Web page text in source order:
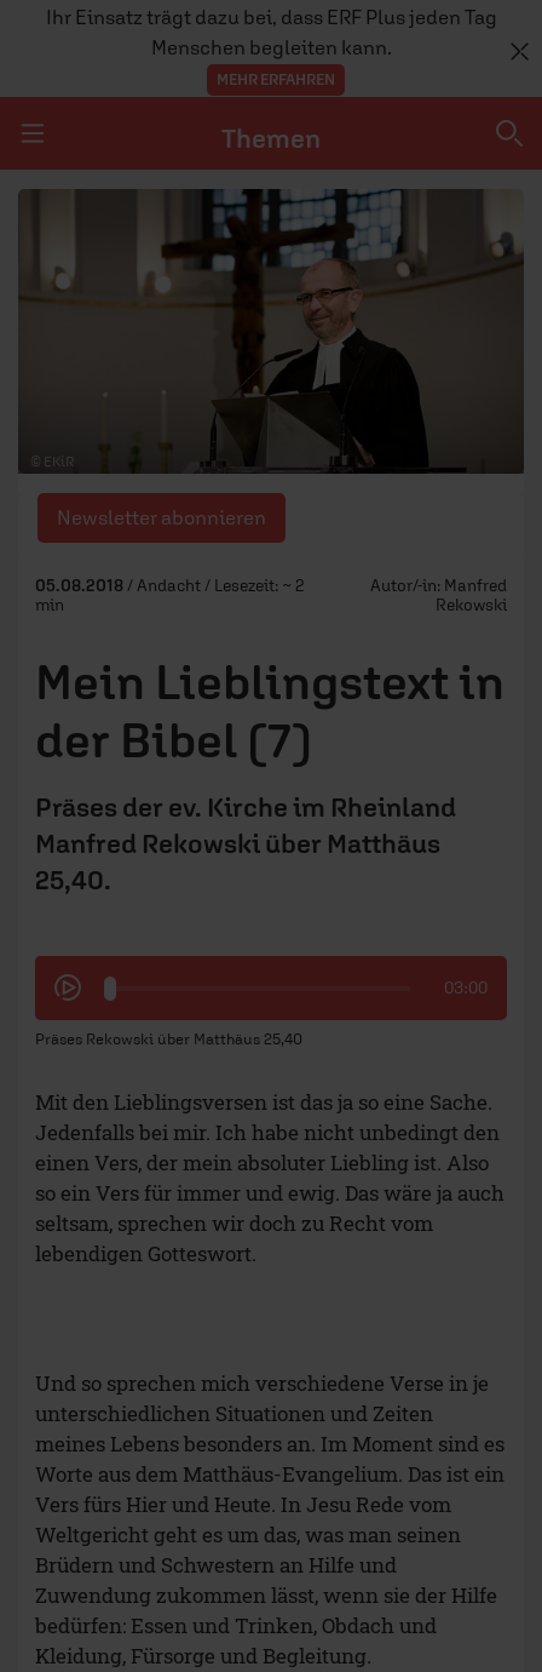
Ihr Einsatz trägt dazu bei, dass ERF Plus jeden Tag
Menschen begleiten kann.
MEHR ERFAHREN
Navigation überspringen
Themen
DOSSIERS
TEAM
© EKiR
Newsletter abonnieren
05.08.2018 / Andacht / Lesezeit: ~ 2
min
Autor/-in: Manfred
Rekowski
Mein Lieblingstext in
der Bibel (7)
Präses der ev. Kirche im Rheinland
Manfred Rekowski über Matthäus
25,40.
03:00
Präses Rekowski über Matthäus 25,40
Mit den Lieblingsversen ist das ja so eine Sache.
Jedenfalls bei mir. Ich habe nicht unbedingt den
einen Vers, der mein absoluter Liebling ist. Also
so ein Vers für immer und ewig. Das wäre ja auch
seltsam, sprechen wir doch zu Recht vom
lebendigen Gotteswort.
Und so sprechen mich verschiedene Verse in je
unterschiedlichen Situationen und Zeiten
meines Lebens besonders an. Im Moment sind es
Worte aus dem Matthäus-Evangelium. Das ist ein
Vers fürs Hier und Heute. In Jesu Rede vom
Weltgericht geht es um das, was man seinen
Brüdern und Schwestern an Hilfe und
Zuwendung zukommen lässt, wenn sie der Hilfe
bedürfen: Essen und Trinken, Obdach und
Kleidung, Fürsorge und Begleitung.